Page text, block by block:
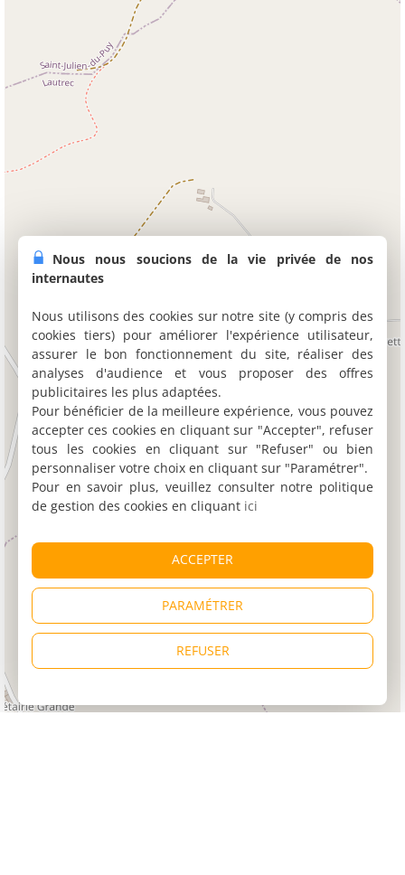
Nous nous soucions de la vie privée de nos
internautes
Nous utilisons des cookies sur notre site (y compris des
cookies tiers) pour améliorer l'expérience utilisateur,
assurer le bon fonctionnement du site, réaliser des
analyses d'audience et vous proposer des offres
publicitaires les plus adaptées.
Pour bénéficier de la meilleure expérience, vous pouvez
accepter ces cookies en cliquant sur "Accepter", refuser
tous les cookies en cliquant sur "Refuser" ou bien
personnaliser votre choix en cliquant sur "Paramétrer".
Pour en savoir plus, veuillez consulter notre politique
de gestion des cookies en cliquant ici
ACCEPTER
PARAMÉTRER
REFUSER